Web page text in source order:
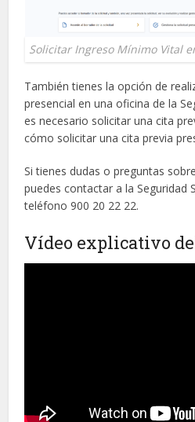
Solicitar Ingreso Mínimo Vital
También tienes la opción de
presencial en una oficina de la
es necesario solicitar una cita
cómo solicitar una cita previa
Si tienes dudas o preguntas
puedes contactar a la Seguridad
teléfono 900 20 22 22.
Vídeo explicativo